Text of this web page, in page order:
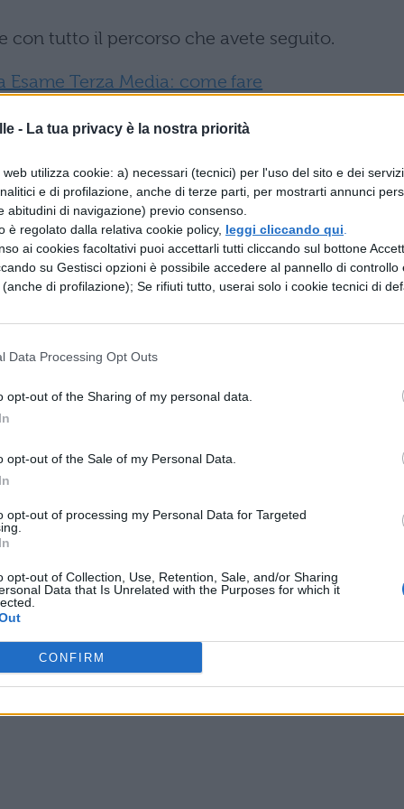
- La tua privacy è la nostra priorità
utilizza cookie: a) necessari (tecnici) per l'uso del sito e dei
e di profilazione, anche di terze parti, per mostrarti annunci
abitudini di navigazione) previo consenso.
è regolato dalla relativa cookie policy, leggi cliccando qui
ai cookies facoltativi puoi accettarli tutti cliccando sul bottone
su Gestisci opzioni è possibile accedere al pannello di controllo
di profilazione); Se rifiuti tutto, userai solo i cookie tecnici di
Data Processing Opt Outs
opt-out of the Sharing of my personal data.
opt-out of the Sale of my Personal Data.
opt-out of processing my Personal Data for Targeted
opt-out of Collection, Use, Retention, Sale, and/or Sharing
Data that Is Unrelated with the Purposes for which it
CONFIRM
con tutto il percorso che avete seguito.
Esame Terza Media: come fare
PER UNA TESINA SUL
la vostra tesina sul Giappone:
1
2
Nagasaki
3